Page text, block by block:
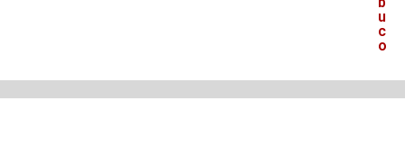
u
c
o